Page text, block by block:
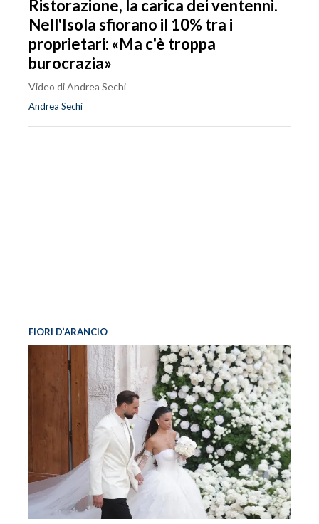
Ristorazione, la carica dei ventenni.
Nell'Isola sfiorano il 10% tra i
proprietari: «Ma c'è troppa
burocrazia»
Video di Andrea Sechi
Andrea Sechi
FIORI D’ARANCIO